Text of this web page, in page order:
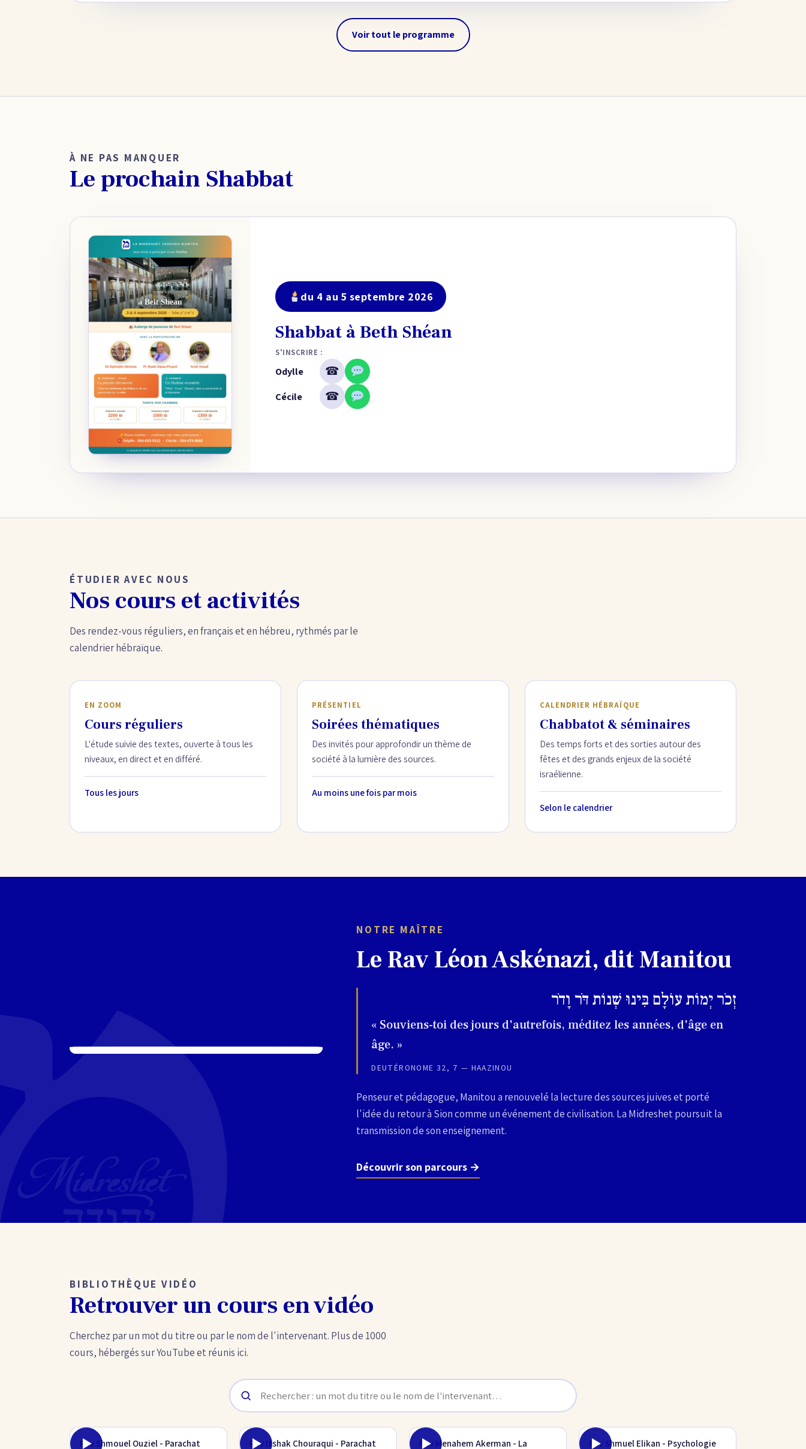
Voir tout le programme
À NE PAS MANQUER
Le prochain Shabbat
du 4 au 5 septembre 2026
Shabbat à Beth Shéan
S'INSCRIRE :
Odylle ☎
Cécile ☎
ÉTUDIER AVEC NOUS
Nos cours et activités
Des rendez-vous réguliers, en français et en hébreu, rythmés par le
calendrier hébraïque.
EN ZOOM
Cours réguliers
L'étude suivie des textes, ouverte à tous les
niveaux, en direct et en différé.
Tous les jours
PRÉSENTIEL
Soirées thématiques
Des invités pour approfondir un thème de
société à la lumière des sources.
Au moins une fois par mois
CALENDRIER HÉBRAÏQUE
Chabbatot & séminaires
Des temps forts et des sorties autour des
fêtes et des grands enjeux de la société
israélienne.
Selon le calendrier
NOTRE MAÎTRE
Le Rav Léon Askénazi, dit Manitou
זְכֹר יְמוֹת עוֹלָם בִּינוּ שְׁנוֹת דֹּר וָדֹר
« Souviens-toi des jours d'autrefois, méditez les années, d'âge en
âge. »
DEUTÉRONOME 32, 7 — HAAZINOU
Penseur et pédagogue, Manitou a renouvelé la lecture des sources juives et porté
l'idée du retour à Sion comme un événement de civilisation. La Midreshet poursuit la
transmission de son enseignement.
Découvrir son parcours →
BIBLIOTHÈQUE VIDÉO
Retrouver un cours en vidéo
Cherchez par un mot du titre ou par le nom de l'intervenant. Plus de 1000
cours, hébergés sur YouTube et réunis ici.
Rav Shmouel Ouziel - Parachat Rav Itshak Chouraqui - Parachat Rav Menahem Akerman - La Rav Shmuel Elikan - Psychologie